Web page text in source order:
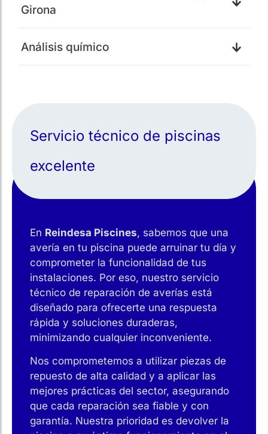
Girona
Análisis químico
Servicio técnico de piscinas
excelente
En Reindesa Piscines, sabemos que una
avería en tu piscina puede arruinar tu día y
comprometer la funcionalidad de tus
instalaciones. Por eso, nuestro servicio
técnico de reparación de averías está
diseñado para ofrecerte una respuesta
rápida y soluciones duraderas,
minimizando cualquier inconveniente.
Nos comprometemos a utilizar piezas de
repuesto de alta calidad y a aplicar las
mejores prácticas del sector, asegurando
que cada reparación sea fiable y con
garantía. Nuestra prioridad es devolver la